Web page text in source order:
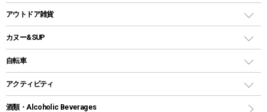
パラソル
テントアクセサリー
ペグ
グランドシート
ガイドロープ
ツール
鉄板、アミ
焚き火台&ストーブ
火起こし
クッカーセット
シェラカップ
クッキングツール
ナイフ
コップ付きタイプ
ワンタッチタイプ
プラスチックボトル
ディズニーボトル
クーラーバッグ
ウォータージャグ
保冷剤
アウトドアキャリー
アウトドア雑貨
バックパック&バッグ
リュック、バックパック
トートバッグ、サコッシュ
ショッピングキャリー
カヌー&SUP
インフレータブル
カヤック
自転車
折りたたみ自転車
スポーツサイクル
アクティビティ
マリン
酒類・Alcoholic Beverages